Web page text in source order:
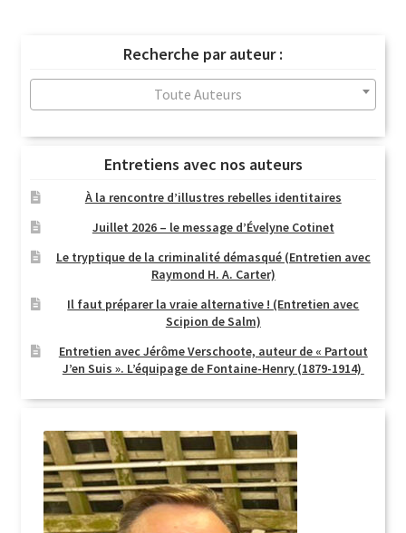
Recherche par auteur :
Toute Auteurs
Entretiens avec nos auteurs
À la rencontre d’illustres rebelles identitaires
Juillet 2026 – le message d’Évelyne Cotinet
Le tryptique de la criminalité démasqué (Entretien avec
Raymond H. A. Carter)
Il faut préparer la vraie alternative ! (Entretien avec
Scipion de Salm)
Entretien avec Jérôme Verschoote, auteur de « Partout
J’en Suis ». L’équipage de Fontaine-Henry (1879-1914)